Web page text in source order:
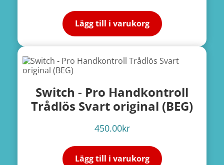
Lägg till i varukorg
Switch - Pro Handkontroll
Trådlös Svart original (BEG)
450.00kr
Lägg till i varukorg